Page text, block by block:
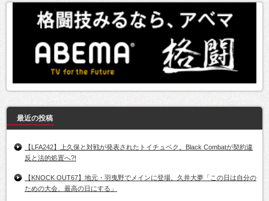
最近の投稿
【LFA242】上久保と対戦が発表されたトイチュベク。Black Combatが契約違
反と法的処置へ?!
【KNOCK OUT67】地元・羽曳野でメインに登場。久井大夢「この日は自分の
ための大会、最高の日にする」